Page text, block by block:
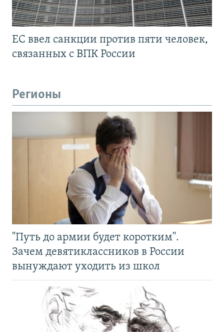
ЕС ввел санкции против пяти человек,
связанных с ВПК России
Регионы
"Путь до армии будет коротким".
Зачем девятиклассников в России
вынуждают уходить из школ